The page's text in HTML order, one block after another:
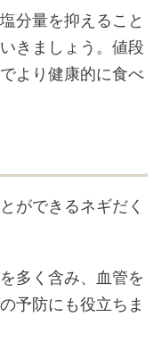
分量を抑えること
きましょう。値段
より健康的に食べ
ができるネギだく
多く含み、血管を
予防にも役立ちま